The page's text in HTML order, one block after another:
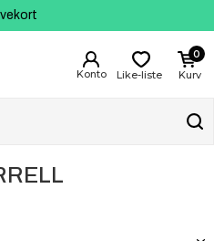
Kurv
0
Like-liste